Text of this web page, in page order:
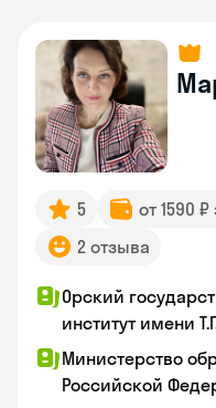
5 от 1590
2 отзыва
Орский
институт имени
Министерство
Российской